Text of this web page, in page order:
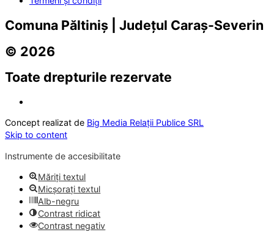
Comuna Păltiniș | Județul Caraș-Severin
© 2026
Toate drepturile rezervate
Concept realizat de Big Media Relații Publice SRL
Skip to content
Instrumente de accesibilitate
Măriți textul
Micșorați textul
Alb-negru
Contrast ridicat
Contrast negativ